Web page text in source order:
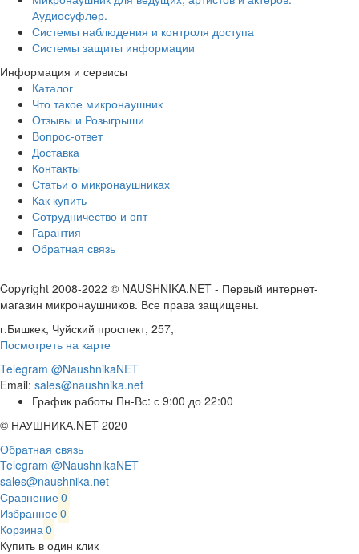
Аудиосуфлер.
Системы наблюдения и контроля доступа
Системы защиты информации
Информация и сервисы
Каталог
Что такое микронаушник
Отзывы и Розыгрыши
Вопрос-ответ
Доставка
Контакты
Статьи о микронаушниках
Как купить
Сотрудничество и опт
Гарантия
Обратная связь
Copyright 2008-2022 © NAUSHNIKA.NET - Первый интернет-
магазин микронаушников. Все права защищены.
г.Бишкек, Чуйский проспект, 257,
Посмотреть на карте
Telegram @NaushnikaNET
Email: sales@naushnika.net
График работы Пн-Вс: с 9:00 до 22:00
© НАУШНИКА.NET 2020
Обратная связь
Telegram @NaushnikaNET
sales@naushnika.net
Сравнение0
Избранное0
Корзина 0
Купить в один клик